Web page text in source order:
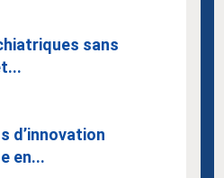
sans
d’innovation
en...